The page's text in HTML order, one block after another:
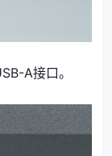
A接口。